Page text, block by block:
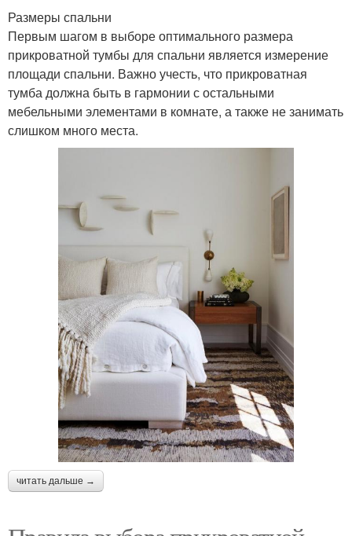
Размеры спальни
Первым шагом в выборе оптимального размера
прикроватной тумбы для спальни является измерение
площади спальни. Важно учесть, что прикроватная
тумба должна быть в гармонии с остальными
мебельными элементами в комнате, а также не занимать
слишком много места.
читать дальше →